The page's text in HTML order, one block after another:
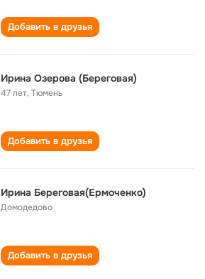
Добавить в друзья
Ирина Озерова (Береговая)
47 лет,Тюмень
Добавить в друзья
Ирина Береговая(Ермоченко)
Домодедово
Добавить в друзья